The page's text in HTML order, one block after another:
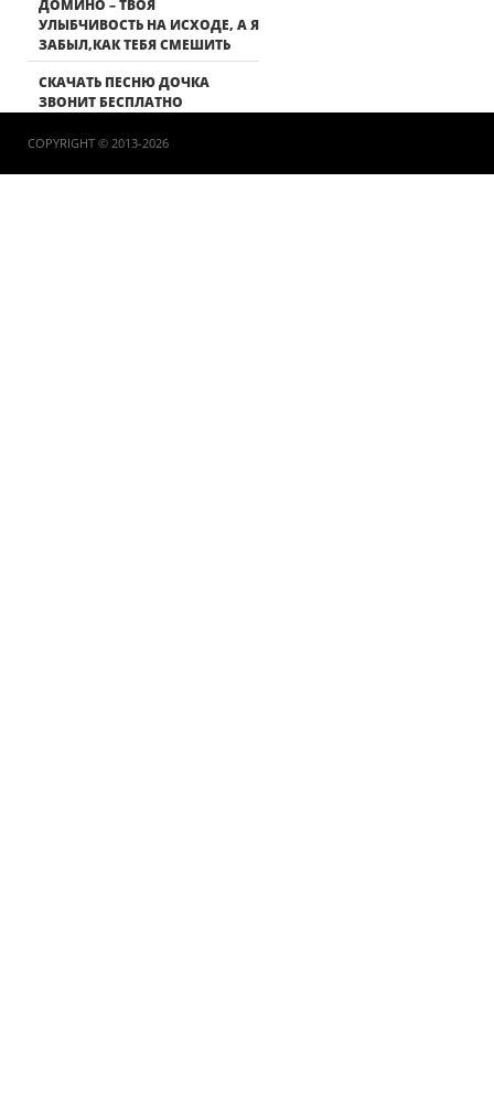
ДОМИНО – ТВОЯ
УЛЫБЧИВОСТЬ НА ИСХОДЕ, А Я
ЗАБЫЛ,КАК ТЕБЯ СМЕШИТЬ
СКАЧАТЬ ПЕСНЮ ДОЧКА
ЗВОНИТ БЕСПЛАТНО
COPYRIGHT © 2013-2026